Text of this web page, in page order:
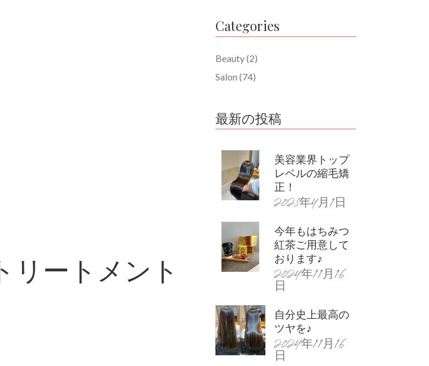
リートメント
Categories
Beauty(2)
Salon (74)
最新の投稿
美容業界トップ
レベルの縮毛矯
正！
2025年4月1日
今年もはちみつ
紅茶ご用意して
おります♪
2024年11月16
日
自分史上最高の
ツヤを♪
2024年11月16
日